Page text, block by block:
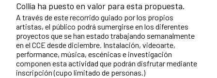
Collía ha puesto en valor para esta propuesta.
A través de este recorrido guiado por los propios
artistas, el público podrá sumergirse en los diferentes
proyectos que se han estado trabajando semanalmente
en el CCE desde diciembre. Instalación, videoarte,
performance, música, escénicas e investigación
componen esta actividad que podrán disfrutar mediante
inscripción (cupo limitado de personas.)